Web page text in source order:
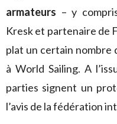
armateurs – y
Kresk et partenaire de
plat un certain nombre
à World Sailing. A
parties signent un
l’avis de la fédération